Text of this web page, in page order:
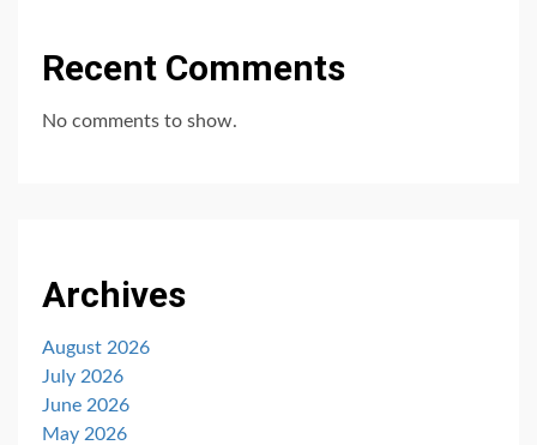
Recent Comments
No comments to show.
Archives
August 2026
July 2026
June 2026
May 2026